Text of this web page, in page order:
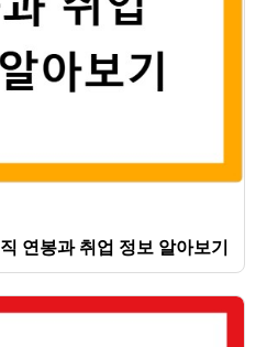
연봉과 취업 정보 알아보기